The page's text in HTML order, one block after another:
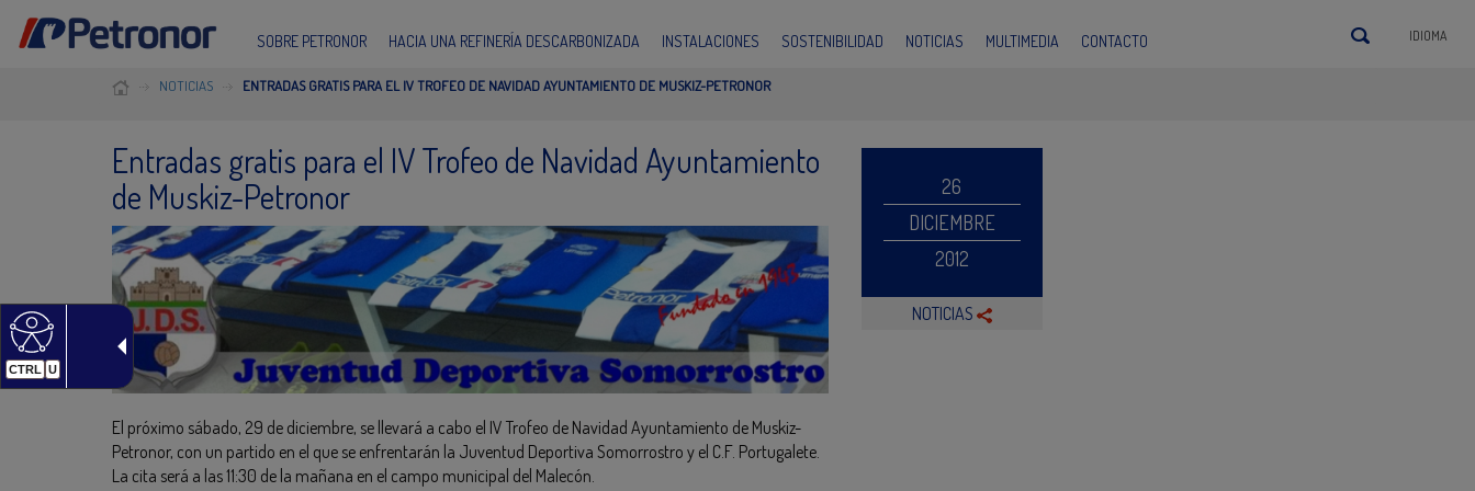
CTRL U
SOBRE PETRONOR HACIA UNA REFINERÍA DESCARBONIZADA INSTALACIONES SOSTENIBILIDAD NOTICIAS MULTIMEDIA CONTACTO IDIOMA
NOTICIAS ENTRADAS GRATIS PARA EL IV TROFEO DE NAVIDAD AYUNTAMIENTO DE MUSKIZ-PETRONOR
Entradas gratis para el IV Trofeo de Navidad Ayuntamiento
de Muskiz-Petronor
El próximo sábado, 29 de diciembre, se llevará a cabo el IV Trofeo de Navidad Ayuntamiento de Muskiz-
Petronor, con un partido en el que se enfrentarán la Juventud Deportiva Somorrostro y el C.F. Portugalete.
La cita será a las 11:30 de la mañana en el campo municipal del Malecón.
26
DICIEMBRE
2012
NOTICIAS